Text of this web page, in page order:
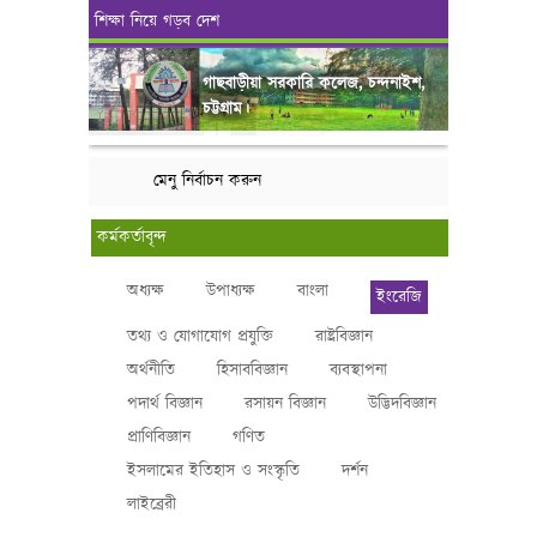
শিক্ষা নিয়ে গড়ব দেশ
গাছবাড়ীয়া সরকারি কলেজ, চন্দনাইশ,
চট্টগ্রাম।
মেনু নির্বাচন করুন
কর্মকর্তাবৃন্দ
অধ্যক্ষ উপাধ্যক্ষ বাংলা
ইংরেজি
তথ্য ও যোগাযোগ প্রযুক্তি
রাষ্ট্রবিজ্ঞান
অর্থনীতি
হিসাববিজ্ঞান
ব্যবস্থাপনা
পদার্থ বিজ্ঞান
রসায়ন বিজ্ঞান
উদ্ভিদবিজ্ঞান
প্রাণিবিজ্ঞান
গণিত
ইসলামের ইতিহাস ও সংস্কৃতি
দর্শন
লাইব্রেরী